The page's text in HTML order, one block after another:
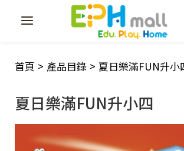
首頁 > 產品目錄 > 夏日樂滿FUN升小
夏日樂滿FUN升小四